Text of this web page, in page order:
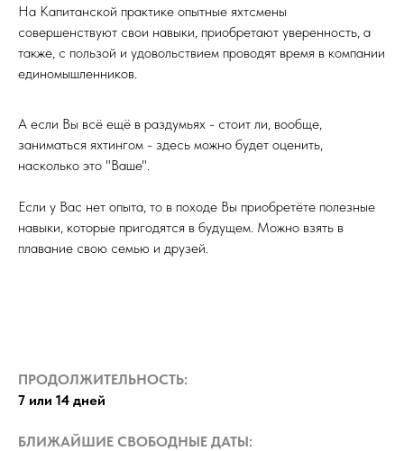
На Капитанской практике опытные яхтсмены
совершенствуют свои навыки, приобретают уверенность, а
также, с пользой и удовольствием проводят время в компании
единомышленников.
А если Вы всё ещё в раздумьях - стоит ли, вообще,
заниматься яхтингом - здесь можно будет оценить,
насколько это "Ваше".
Если у Вас нет опыта, то в походе Вы приобретёте полезные
навыки, которые пригодятся в будущем. Можно взять в
плавание свою семью и друзей.
ПРОДОЛЖИТЕЛЬНОСТЬ:
7 или 14 дней
БЛИЖАЙШИЕ СВОБОДНЫЕ ДАТЫ: